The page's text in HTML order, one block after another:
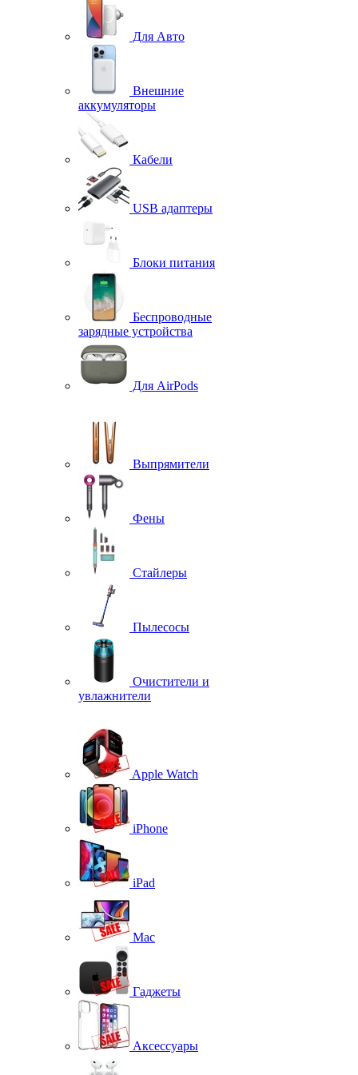
Для Авто
Внешние
аккумуляторы
Кабели
USB адаптеры
Блоки питания
Беспроводные
зарядные устройства
Для AirPods
Выпрямители
Фены
Стайлеры
Пылесосы
Очистители и
увлажнители
Apple Watch
iPhone
iPad
Mac
Гаджеты
Аксессуары